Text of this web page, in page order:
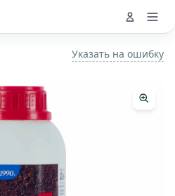
Указать на ошибку